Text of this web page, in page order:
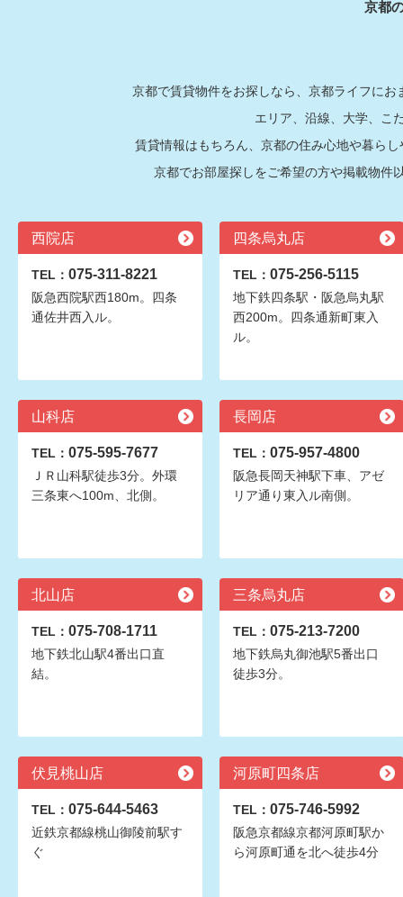
京都
京都で賃貸物件をお探しなら、京都ライフに
エリア、沿線、大学、こ
賃貸情報はもちろん、京都の住み心地や暮ら
京都でお部屋探しをご希望の方や掲載物件
西院店
TEL： 075-311-8221
阪急西院駅西180m。四条
通佐井西入ル。
四条烏丸店
TEL： 075-256-5115
地下鉄四条駅・阪急烏丸駅
西200m。四条通新町東入
ル。
山科店
TEL： 075-595-7677
ＪＲ山科駅徒歩3分。外環
三条東へ100m、北側。
長岡店
TEL： 075-957-4800
阪急長岡天神駅下車、アゼ
リア通り東入ル南側。
北山店
TEL： 075-708-1711
地下鉄北山駅4番出口直
結。
三条烏丸店
TEL： 075-213-7200
地下鉄烏丸御池駅5番出口
徒歩3分。
伏見桃山店
TEL： 075-644-5463
近鉄京都線桃山御陵前駅す
ぐ
河原町四条店
TEL： 075-746-5992
阪急京都線京都河原町駅か
ら河原町通を北へ徒歩4分